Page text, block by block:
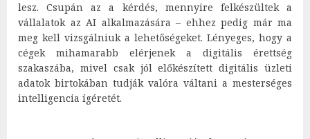
lesz. Csupán az a kérdés, mennyire felkészültek a
vállalatok az AI alkalmazására – ehhez pedig már ma
meg kell vizsgálniuk a lehetőségeket. Lényeges, hogy a
cégek mihamarabb elérjenek a digitális érettség
szakaszába, mivel csak jól előkészített digitális üzleti
adatok birtokában tudják valóra váltani a mesterséges
intelligencia ígéretét.